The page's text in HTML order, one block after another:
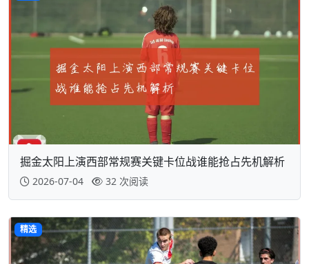
掘金太阳上演西部常规赛关键卡位战谁能抢占先机解析
2026-07-04 32 次阅读
精选